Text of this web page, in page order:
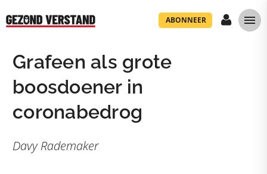
ABONNEER
Grafeen als grote
boosdoener in
coronabedrog
Davy Rademaker